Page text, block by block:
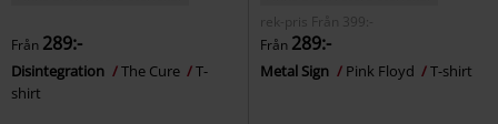
Från 289:-
Disintegration The Cure
T-
shirt
rek-pris
Från
399:-
Från 289:-
Metal Sign Pink Floyd T-shirt